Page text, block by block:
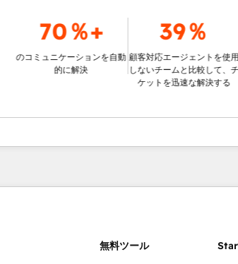
70％+
コミュニケーションを自動
的に解決
39％
顧客対応エージェントを使用
しないチームと比較して、チ
ケットを迅速な解決する